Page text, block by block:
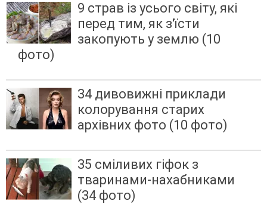
9 страв із усього світу, які
перед тим, як з'їсти
закопують у землю (10
фото)
34 дивовижні приклади
колорування старих
архівних фото (10 фото)
35 сміливих гіфок з
тваринами-нахабниками
(34 фото)